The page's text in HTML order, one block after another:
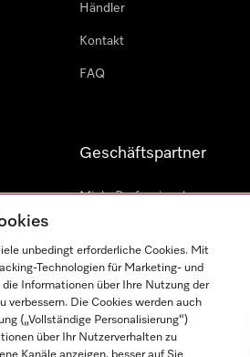
Händler
Kontakt
FAQ
Geschäftspartner
Miele Professional
Miele Marine
Architekten und Bauträger
unbedingt erforderliche Cookies. Mit
Technologien für Marketing- und
Informationen über Ihre Nutzung der
verbessern. Die Cookies werden auch
(„Vollständige Personalisierung“)
über Ihr Nutzerverhalten zu